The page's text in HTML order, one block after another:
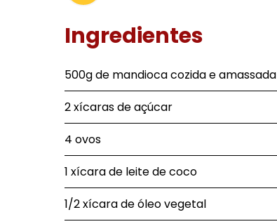
Ingredientes
500g de mandioca cozida e amassada
2 xícaras de açúcar
4 ovos
1 xícara de leite de coco
1/2 xícara de óleo vegetal